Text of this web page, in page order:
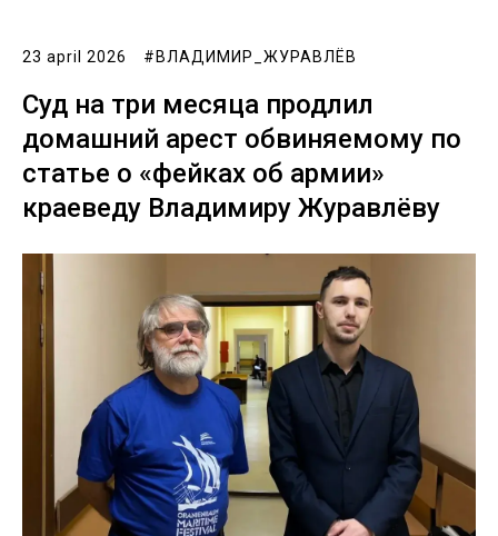
23 april 2026 #ВЛАДИМИР_ЖУРАВЛЁВ
Суд на три месяца продлил
домашний арест обвиняемому по
статье о «фейках об армии»
краеведу Владимиру Журавлёву